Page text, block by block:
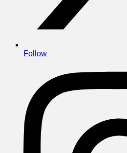
Follow